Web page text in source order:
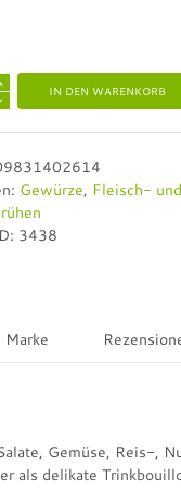
IN DEN WARENKORB
Gewürze, Fleisch- und
3438
Marke
Gemüse, Reis-,
als delikate